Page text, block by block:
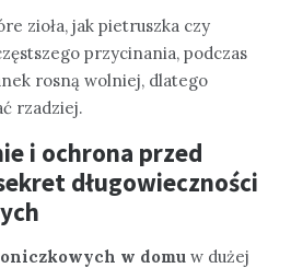
zioła, jak pietruszka czy
przycinania, podczas
rosną wolniej, dlatego
rzadziej.
i ochrona przed
długowieczności
w domu w dużej